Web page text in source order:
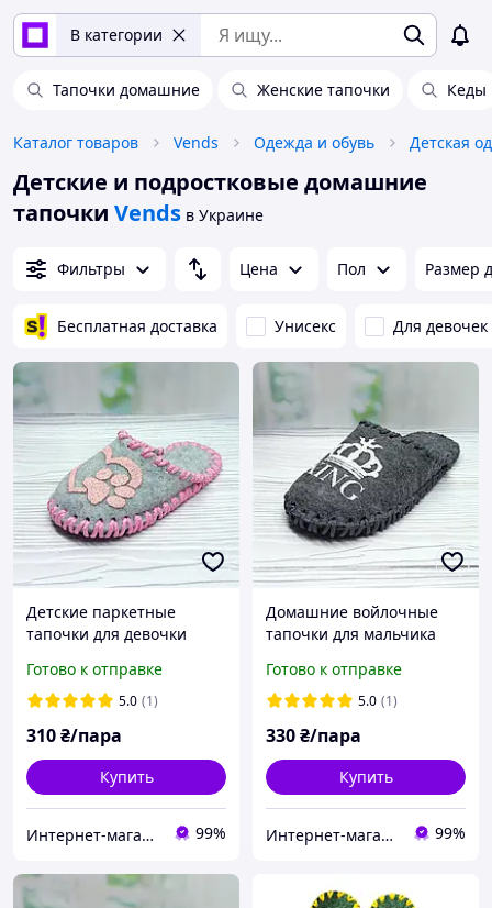
В категории
Тапочки домашние Женские тапочки Кеды
Каталог товаров Vends Одежда и обувь Детская
Детские и подростковые домашние
тапочки Vends в Украине
Фильтры Цена Пол Размер
Бесплатная доставка Унисекс Для девочек
Детские паркетные
тапочки для девочки
серые
Готово к отправке
5.0 (1)
310₴/пара
Купить
Интернет-магазин "ELEGRANTIK" 99%
Домашние войлочные
тапочки для мальчика
серые
Готово к отправке
5.0 (1)
330₴/пара
Купить
Интернет-магазин "ELEGRANTIK" 99%